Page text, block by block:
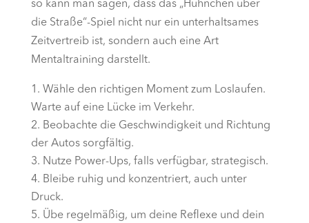
so kann man sagen, dass das „Hühnchen über
die Straße“-Spiel nicht nur ein unterhaltsames
Zeitvertreib ist, sondern auch eine Art
Mentaltraining darstellt.
Wähle den richtigen Moment zum Loslaufen.
Warte auf eine Lücke im Verkehr.
Beobachte die Geschwindigkeit und Richtung
der Autos sorgfältig.
Nutze Power-Ups, falls verfügbar, strategisch.
Bleibe ruhig und konzentriert, auch unter
Druck.
Übe regelmäßig, um deine Reflexe und dein